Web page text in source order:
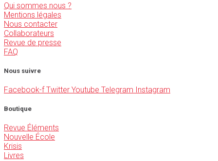
Qui sommes nous ?
Mentions légales
Nous contacter
Collaborateurs
Revue de presse
FAQ
Nous suivre
Facebook-f Twitter Youtube Telegram Instagram
Boutique
Revue Éléments
Nouvelle École
Krisis
Livres